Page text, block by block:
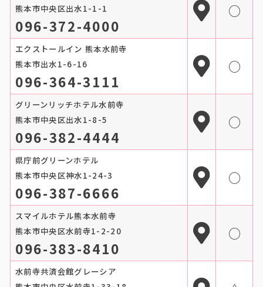
熊本市中央区出水1-1-1
096-372-4000
○
エクストールイン 熊本水前寺
熊本市出水1-6-16
096-364-3111
○
グリーンリッチホテル水前寺
熊本市中央区出水1-8-5
096-382-4444
○
県庁前グリーンホテル
熊本市中央区神水1-24-3
096-387-6666
○
スマイルホテル熊本水前寺
熊本市中央区水前寺1-2-20
096-383-8410
○
水前寺共済会館グレーシア